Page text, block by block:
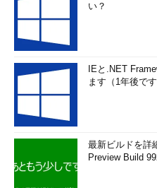
い？
IEと.NET
ます（1年後で
最新ビルドを詳
Preview Build